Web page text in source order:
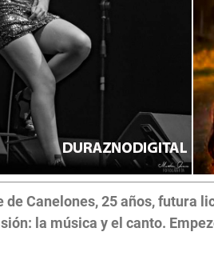
Canelones, 25 años, futura
la música y el canto.